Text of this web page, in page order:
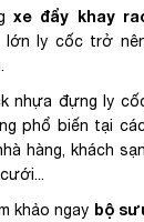
xe đẩy khay
lớn ly cốc trở
nhựa đựng ly
phổ biến tại
hàng, khách
khảo ngay bộ